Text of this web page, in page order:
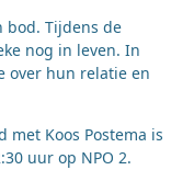
bod. Tijdens de
nog in leven. In
over hun relatie en
met Koos Postema is
uur op NPO 2.